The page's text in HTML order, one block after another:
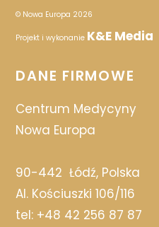
© Nowa Europa 2026
Projekt i wykonanie K&E Media
DANE FIRMOWE
Centrum Medycyny
Nowa Europa
90-442 Łódź, Polska
Al. Kościuszki 106/116
tel: +48 42 256 87 87